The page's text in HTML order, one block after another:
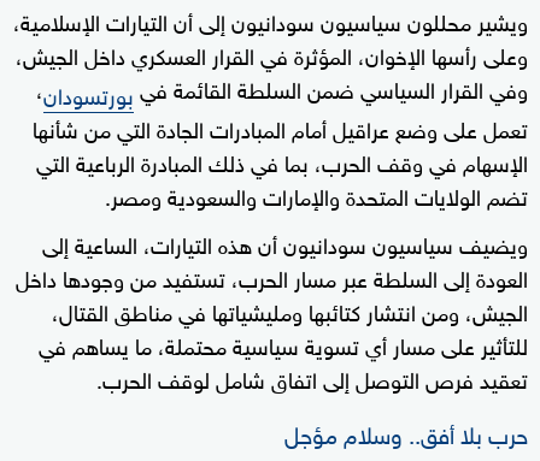
ويشير محللون سياسيون سودانيون إلى أن التيارات الإسلامية،
وعلى رأسها الإخوان، المؤثرة في القرار العسكري داخل الجيش،
وفي القرار السياسي ضمن السلطة القائمة فيبورتسودان،
تعمل على وضع عراقيل أمام المبادرات الجادة التي من شأنها
الإسهام في وقف الحرب، بما في ذلك المبادرة الرباعية التي
تضم الولايات المتحدة والإمارات والسعودية ومصر.
ويضيف سياسيون سودانيون أن هذه التيارات، الساعية إلى
العودة إلى السلطة عبر مسار الحرب، تستفيد من وجودها داخل
الجيش، ومن انتشار كتائبها ومليشياتها في مناطق القتال،
للتأثير على مسار أي تسوية سياسية محتملة، ما يساهم في
تعقيد فرص التوصل إلى اتفاق شامل لوقف الحرب.
حرب بلا أفق.. وسلام مؤجل